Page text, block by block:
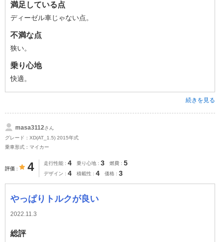
満足している点
ディーゼル車じゃない点。
不満な点
狭い。
乗り心地
快適。
続きを見る
masa3112さん
グレード：XD(AT_1.5) 2015年式
乗車形式：マイカー
評価 4 走行性能 4 乗り心地 3 燃費 5
デザイン 4 積載性 4 価格 3
やっぱりトルクが良い
2022.11.3
総評